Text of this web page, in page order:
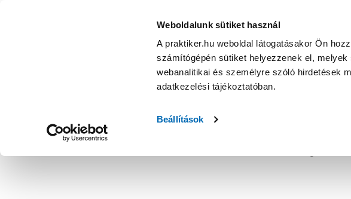
Weboldalunk sütiket használ
A praktiker.hu weboldal látogatásakor Ön
számítógépén sütiket helyezzenek el,
webanalitikai és személyre szóló hirdetések
adatkezelési tájékoztatóban.
Beállítások